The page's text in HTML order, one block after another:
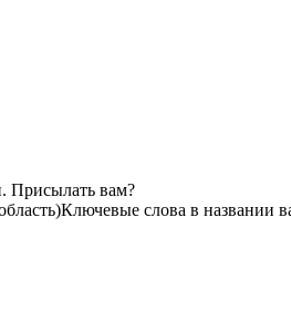
Присылать вам?
Ключевые слова в названии